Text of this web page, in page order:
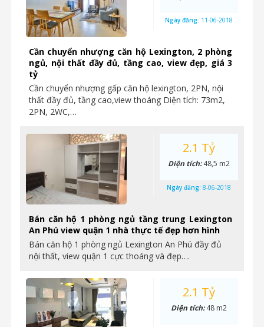
Cần chuyển nhượng căn hộ Lexington, 2 phòng
ngủ, nội thất đầy đủ, tầng cao, view đẹp, giá 3
tỷ
Cần chuyển nhượng gấp căn hộ lexington, 2PN, nội
thất đầy đủ, tầng cao,view thoáng Diện tích: 73m2,
2PN, 2WC,…
Ngày đăng: 11-06-2018
Bán căn hộ 1 phòng ngủ tầng trung Lexington
An Phú view quận 1 nhà thực tế đẹp hơn hình
Bán căn hộ 1 phòng ngủ Lexington An Phú đầy đủ
nội thất, view quận 1 cực thoáng và đẹp….
2.1 Tỷ
Diện tích:48,5 m2
Ngày đăng: 8-06-2018
2.1 Tỷ
Diện tích:48 m2